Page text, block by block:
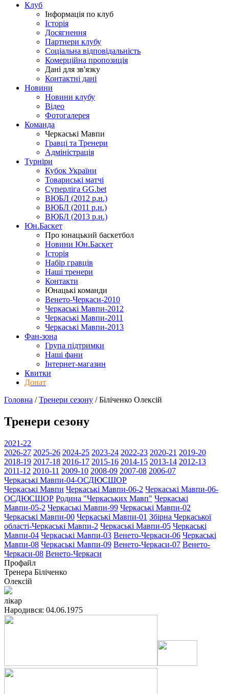
Клуб
Інформація по клуб
Історія
Досягнення
Партнери клубу
Соціальна відповідальність
Комерційна пропозиція
Дані для зв'язку
Контактні дані
Новини
Новини клубу
Відео
Фотогалерея
Команда
Черкаські Мавпи
Гравці та Тренери
Адміністрація
Турніри
Кубок України
Товариські матчі
Суперліга GG.bet
ВЮБЛ (2012 р.н.)
ВЮБЛ (2011 р.н.)
ВЮБЛ (2013 р.н.)
Юн.Баскет
Про юнацький баскетбол
Новини Юн.Баскет
Історія
Набір гравців
Наші тренери
Контакти
Юнацькі команди
Венето-Черкаси-2010
Черкаські Мавпи-2012
Черкаські Мавпи-2011
Черкаські Мавпи-2013
Фан-зона
Група підтримки
Наші фани
Інтернет-магазин
Квитки
Донат
Головна /Тренери сезону /Біліченко Олексій
Тренери сезону
2021-22
2026-27 2025-26 2024-25 2023-24 2022-23 2020-21 2019-20
2018-19 2017-18 2016-17 2015-16 2014-15 2013-14 2012-13
2011-12 2010-11 2009-10 2008-09 2007-08 2006-07
Черкаські Мавпи-04-ОСДЮСШОР
Черкаські Мавпи Черкаські Мавпи-06-2 Черкаські Мавпи-06-
ОСДЮСШОР Родина "Черкаcьких Мавп" Черкаські
Мавпи-05-2 Черкаські Мавпи-99 Черкаські Мавпи-02
Черкаські Мавпи-00 Черкаські Мавпи-01 Збірна Черкаської
області-Черкаські Мавпи-2 Черкаські Мавпи-05 Черкаські
Мавпи-04 Черкаські Мавпи-03 Венето-Черкаси-06 Черкаські
Мавпи-08 Черкаські Мавпи-09 Венето-Черкаси-07 Венето-
Черкаси-08 Венето-Черкаси
Профайл
Тренера Біліченко
Олексій
лікар
Народився: 04.06.1975